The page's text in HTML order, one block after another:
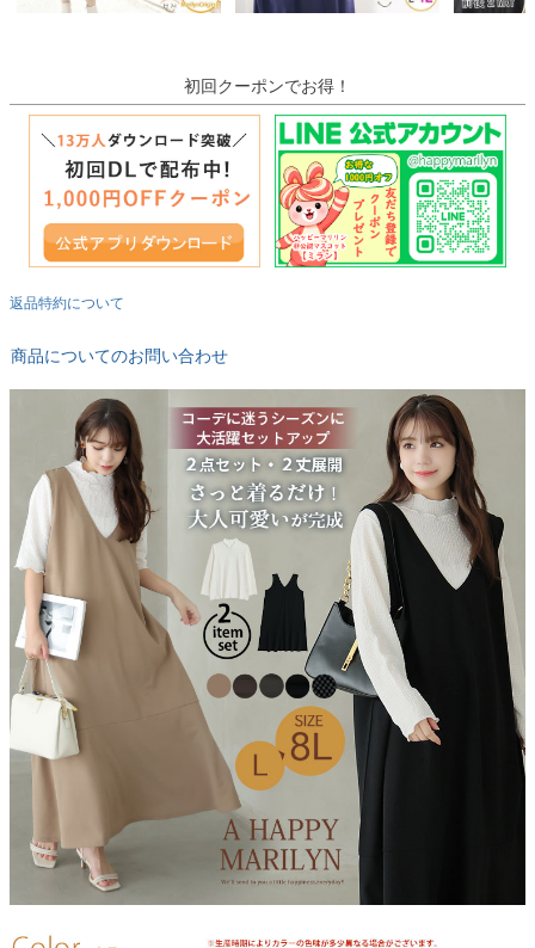
初回クーポンでお得！
返品特約について
商品についてのお問い合わせ